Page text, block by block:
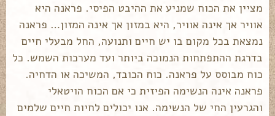
מציין את הכוח שמניע את ההיבט הפיסי. פראנה היא
אוויר אך אינה אוויר, היא במזון אך אינה המזון… פראנה
נמצאת בכל מקום בו יש חיים ותנועה, החל מבעלי חיים
בדרגת ההתפתחות הנמוכה ביותר ועד מערכות השמש. כל
כוח מבוסס על פראנה. כוח הכובד, המשיכה או הדחיה.
פראנה אינה הנשימה הפיזית כי אם הכוח הויטאלי
והגרעין החי של הנשימה. אנו יכולים לחיות חיים שלמים